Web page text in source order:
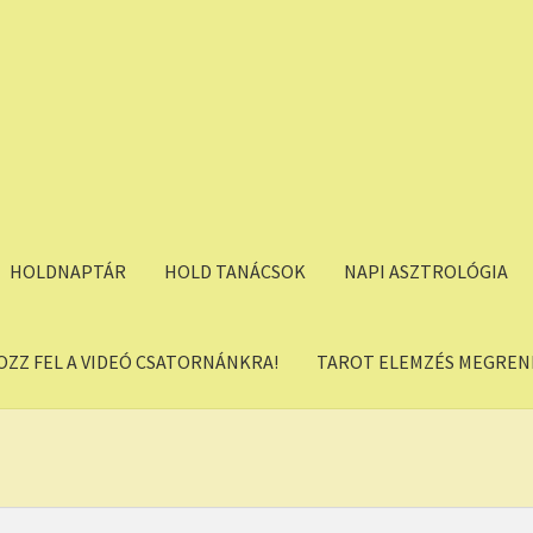
HOLDNAPTÁR HOLD TANÁCSOK NAPI ASZTROLÓGIA
FEL A VIDEÓ CSATORNÁNKRA! TAROT ELEMZÉS